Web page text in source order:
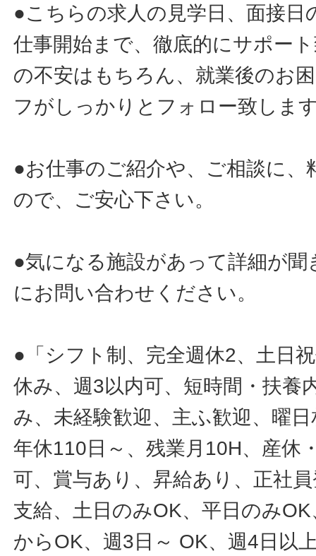
●こちらの求人の見学日、面接日
仕事開始まで、徹底的にサポー
の不安はもちろん、就業後のお
フがしっかりとフォロー致しま
●お仕事のご紹介や、ご相談に
ので、ご安心下さい。
●気になる施設があって詳細が
にお問い合わせください。
●「シフト制、完全週休2、土日
休み、週3以内可、短時間・扶養
み、未経験歓迎、主ふ歓迎、曜
年休110日～、残業月10H、産休
可、賞与あり、昇給あり、正社
支給、土日のみOK、平日のみ
からOK、週3日～ OK、週4日以